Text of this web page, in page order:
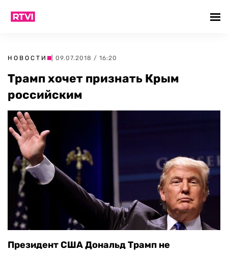
НОВОСТИ | 09.07.2018 / 16:20
Трамп хочет признать Крым
российским
Президент США Дональд Трамп не